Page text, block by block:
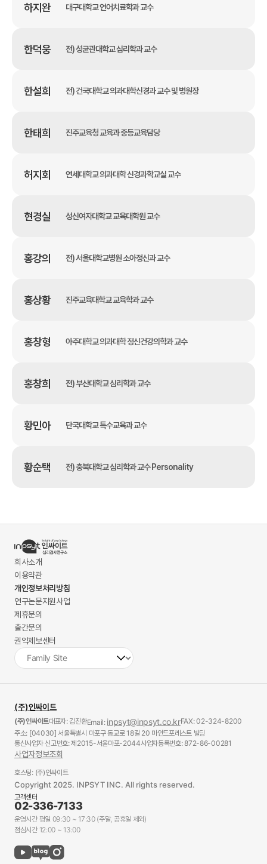
하지완 대구대학교 언어치료학과 교수
한덕웅 전) 성균관대학교 심리학과 교수
한설희 전) 건국대학교 의과대학신경과 교수 및 병원장
한태희 진주교육청 교육과 중등교육담당
허지회 연세대학교 의과대학 신경과학교실 교수
현경실 성신여자대학교 교육대학원 교수
홍강의 전) 서울대학교병원 소아정신과 교수
홍상황 진주교육대학교 교육학과 교수
홍창형 아주대학교 의과대학 정신건강의학과 교수
홍창희 전) 부산대학교 심리학과 교수
황민아 단국대학교 특수교육과 교수
황순택 전) 충북대학교 심리학과 교수 Personality
회사소개
이용약관
개인정보처리방침
연구논문지원사업
제휴문의
출간문의
권익제보센터
(주)인싸이트
(주)인싸이트대표자: 김진환Email: inpsyt@inpsyt.co.krFAX: 02-324-8200
주소: [04030] 서울특별시 마포구 동교로 18길 20 마인드포레스트 빌딩
통신사업자 신고번호: 제2015-서울마포-2044사업자등록번호: 872-86-00281
사업자정보조회
호스팅: (주)인싸이트
Copyright 2025. INPSYT INC. All rights reserved.
고객센터
02-336-7133
운영시간 평일 09:30 ~ 17:30 (주말, 공휴일 제외)
점심시간 12:00 ~ 13:00